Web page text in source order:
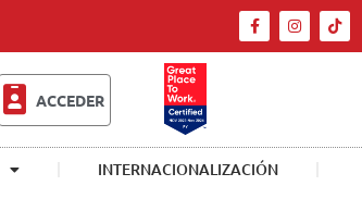
ACCEDER
INTERNACIONALIZACIÓN